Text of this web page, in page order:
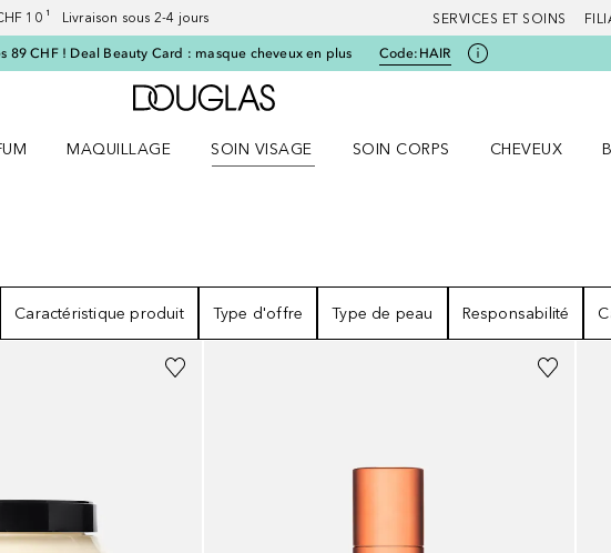
10 ¹ Livraison sous 2-4 jours SERVICES ET SOINS
89 CHF ! Deal Beauty Card : masque cheveux en plus Code: HAIR
Vers l'accueil Douglas
MAQUILLAGE
Ouvrir Maquillage le menu
SOIN VISAGE
Ouvrir Soin visage le menu
SOIN CORPS
CHEVEUX
Caractéristique produit Type d'offre Type de peau Responsabilité